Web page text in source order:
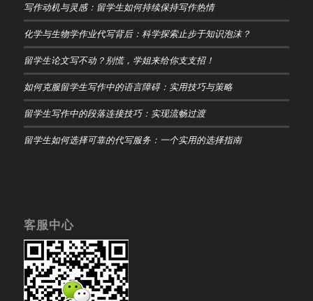
写作动机与灵感：留学生如何持续保持写作热情
化学与生物学作业代写背后：科学探索止步于知识泡沫？
留学生论文写不动？别慌，学姐来给你支支招！
如何克服留学生写作中的语言障碍：实用技巧与策略
留学生写作中的段落连接技巧：实现流畅过渡
留学生如何选择可靠的代写服务：一个实用的选择指南
客服中心